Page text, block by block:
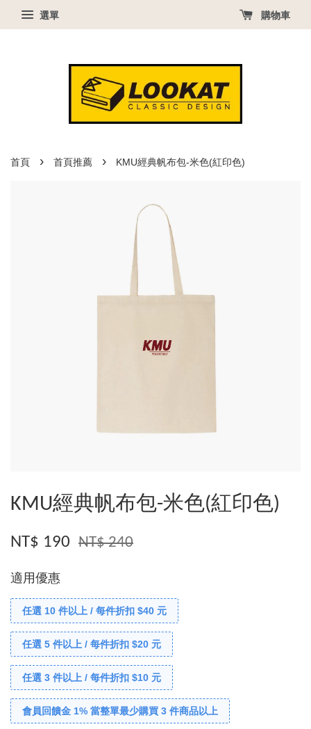
選單 購物車
首頁 › 首頁推薦 › KMU經典帆布包-米色(紅印色)
KMU經典帆布包-米色(紅印色)
NT$ 190 NT$ 240
適用優惠
任選 10 件以上 / 每件折扣 $40 元
任選 5 件以上 / 每件折扣 $20 元
任選 3 件以上 / 每件折扣 $10 元
會員回饋金 1% 當整單最少購買 3 件商品以上